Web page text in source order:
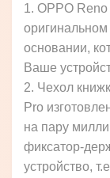
1. OPPO
основании,
Ваше
2. Чехол
Pro
на пару
фиксатор-
устройство,